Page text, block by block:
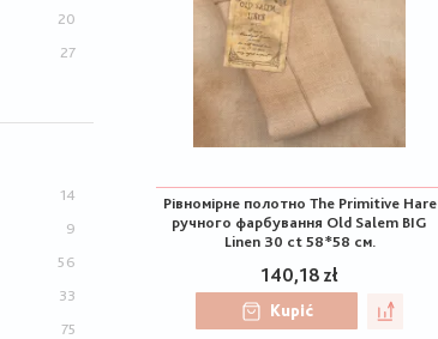
Рівномірне полотно The Primitive Hare
ручного фарбування Old Salem BIG
Linen 30 ct 58*58 см.
140,18 zł
Kupić
20
27
14
9
56
33
75